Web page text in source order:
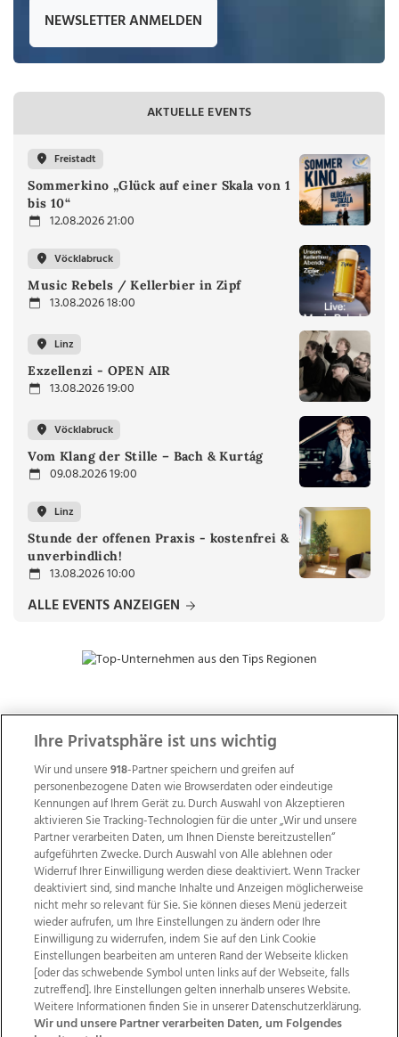
NEWSLETTER ANMELDEN
AKTUELLE EVENTS
Freistadt
Sommerkino „Glück auf einer Skala von 1
bis 10“
12.08.2026 21:00
Vöcklabruck
Music Rebels / Kellerbier in Zipf
13.08.2026 18:00
Linz
Exzellenzi - OPEN AIR
13.08.2026 19:00
Vöcklabruck
Vom Klang der Stille – Bach & Kurtág
09.08.2026 19:00
Linz
Stunde der offenen Praxis - kostenfrei &
unverbindlich!
13.08.2026 10:00
ALLE EVENTS ANZEIGEN
ZUR NACHRICHTENÜBERSICHT
Wir über uns Mediadaten Kontakt
Jobs
Datenschutz
Impressum
AGB Anzeigekunden
AGB Website
Ehrenkodex Politische Werbung
Ihre Privatsphäre ist uns wichtig
Wir und unsere918-Partner speichern und greifen auf
personenbezogene Daten wie Browserdaten oder eindeutige
Kennungen auf Ihrem Gerät zu. Durch Auswahl von Akzeptieren
aktivieren Sie Tracking-Technologien für die unter „Wir und unsere
Partner verarbeiten Daten, um Ihnen Dienste bereitzustellen“
aufgeführten Zwecke. Durch Auswahl von Alle ablehnen oder
Widerruf Ihrer Einwilligung werden diese deaktiviert. Wenn Tracker
deaktiviert sind, sind manche Inhalte und Anzeigen möglicherweise
nicht mehr so relevant für Sie. Sie können dieses Menü jederzeit
wieder aufrufen, um Ihre Einstellungen zu ändern oder Ihre
Einwilligung zu widerrufen, indem Sie auf den Link Cookie
Einstellungen bearbeiten am unteren Rand der Webseite klicken
[oder das schwebende Symbol unten links auf der Webseite, falls
zutreffend]. Ihre Einstellungen gelten innerhalb unseres Website.
Weitere Informationen finden Sie in unserer Datenschutzerklärung.
Wir und unsere Partner verarbeiten Daten, um Folgendes